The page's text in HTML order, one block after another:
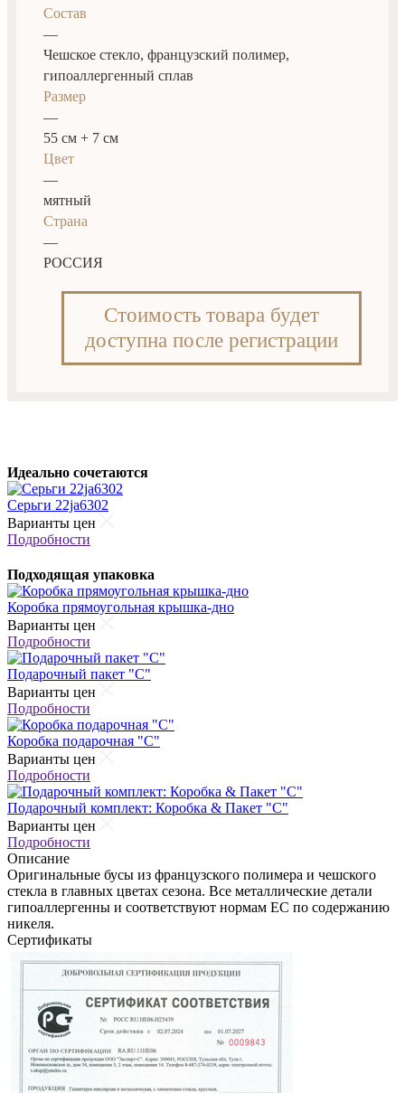
Состав
—
Чешское стекло, французский полимер,
гипоаллергенный сплав
Размер
—
55 см + 7 см
Цвет
—
мятный
Страна
—
РОССИЯ
Стоимость товара будет
доступна после регистрации
Идеально сочетаются
Серьги 22ja6302
Варианты цен
Подробности
Подходящая упаковка
Коробка прямоугольная крышка-дно
Варианты цен
Подробности
Подарочный пакет "С"
Варианты цен
Подробности
Коробка подарочная "С"
Варианты цен
Подробности
Подарочный комплект: Коробка & Пакет "С"
Варианты цен
Подробности
Описание
Оригинальные бусы из французского полимера и чешского
стекла в главных цветах сезона. Все металлические детали
гипоаллергенны и соответствуют нормам ЕС по содержанию
никеля.
Сертификаты